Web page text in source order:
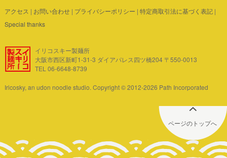
アクセス | お問い合わせ| プライバシーポリシー | 特定商取引法に基づく表記|
Special thanks
イリコスキー製麺所
大阪市西区新町1-31-3 ダイアパレス四ツ橋204 〒550-0013
TEL 06-6648-8739
Iricosky, an udon noodle studio. Copyright © 2012-2026 Path Incorporated
ページのトップへ